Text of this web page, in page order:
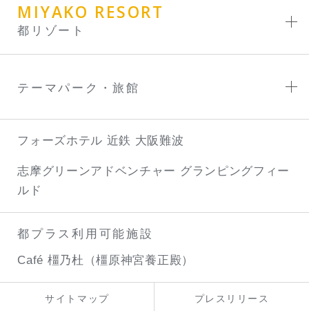
MIYAKO RESORT
都リゾート
テーマパーク・旅館
フォーズホテル 近鉄 大阪難波
志摩グリーンアドベンチャー グランピングフィー
ルド
都プラス利用可能施設
Café 橿乃杜（橿原神宮養正殿）
サイトマップ プレスリリース